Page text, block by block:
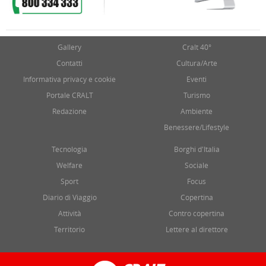
Gallery
Contatti
Informativa privacy e cookie
Portale CRALT
Redazione
Cralt 40°
Cultura/Arte
Eventi
Turismo
Ambiente
Benessere/Lifestyle
Tecnologia
Welfare
Sport
Diario di Viaggio
Attività
Territorio
Borghi d'Italia
Sociale
Focus
Copertina
Contro copertina
Lettere al direttore